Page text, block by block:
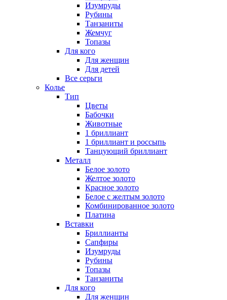
Изумруды
Рубины
Танзаниты
Жемчуг
Топазы
Для кого
Для женщин
Для детей
Все серьги
Колье
Тип
Цветы
Бабочки
Животные
1 бриллиант
1 бриллиант и россыпь
Танцующий бриллиант
Металл
Белое золото
Желтое золото
Красное золото
Белое с желтым золото
Комбинированное золото
Платина
Вставки
Бриллианты
Сапфиры
Изумруды
Рубины
Топазы
Танзаниты
Для кого
Для женщин